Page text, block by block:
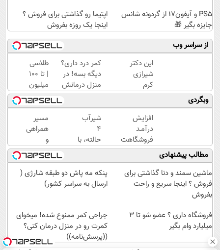
PS5 و آیفون17 از گردونه شانس
جایزه بگیر 🎁
اپتیما رو گذاشتی برای فروش ؟
اینجا یک روزه بفروش
از سراسر وب
این دکتر
شیرازی
کرم
ترمیم
زخم
ایرانی را
ساخت!!!
کمر درد داری؟
دیگه بسه! در
منزل درمانش
کن
(◀پرسش‌نامه)
طلاسی
| تا 100
میلیون
وام
آنی
خرید
طلا💰
ثبت
نام
کن!
وبگردی
افزایش
درآمـد
فروشگاهت
رو تضمین
کن
شیر‌آب
۴
حالته، با
قیمت
باور
نکردنی!!
گارانتی
برگشت
مسیر
همراهی
و
گزارش
عملکرد
گروه
اسنپ
مطالب پیشنهادی
ماشین سمند و دنا گذاشتی برای
فروش ؟ اینجا سریع و راحت
بفروش
پنکه مه پاش دو طبقه شارژی (
ارسال به سراسر کشور)
فروشگاه داری ؟ عضو شو تا 3
میلیارد وام بگیر
جراحی کمر ممنوع شده! میخوای
کمرت رو در منزل درمان کنی؟
((پرسش‌نامه))